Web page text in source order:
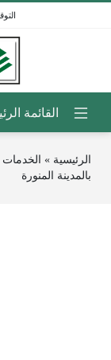
الرئيسية » الخدمات
بالمدينة المنورة